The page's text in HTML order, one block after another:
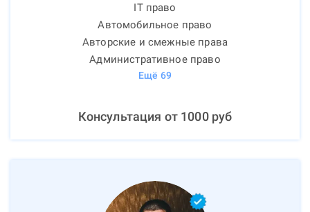
IT право
Автомобильное право
Авторские и смежные права
Административное право
Ещё 69
Консультация от 1000руб